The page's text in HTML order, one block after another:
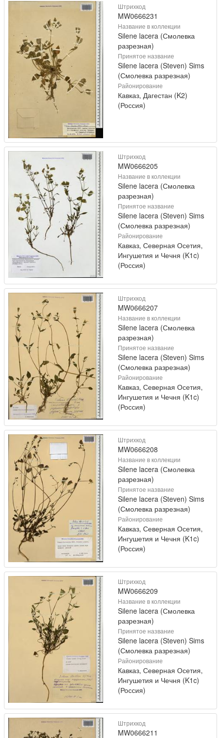
Штрихкод
MW0666231
Название в коллекции
Silene lacera (Смолевка
разрезная)
Принятое название
Silene lacera (Steven) Sims
(Смолевка разрезная)
Районирование
Кавказ, Дагестан (K2)
(Россия)
Штрихкод
MW0666205
Название в коллекции
Silene lacera (Смолевка
разрезная)
Принятое название
Silene lacera (Steven) Sims
(Смолевка разрезная)
Районирование
Кавказ, Северная Осетия,
Ингушетия и Чечня (K1c)
(Россия)
Штрихкод
MW0666207
Название в коллекции
Silene lacera (Смолевка
разрезная)
Принятое название
Silene lacera (Steven) Sims
(Смолевка разрезная)
Районирование
Кавказ, Северная Осетия,
Ингушетия и Чечня (K1c)
(Россия)
Штрихкод
MW0666208
Название в коллекции
Silene lacera (Смолевка
разрезная)
Принятое название
Silene lacera (Steven) Sims
(Смолевка разрезная)
Районирование
Кавказ, Северная Осетия,
Ингушетия и Чечня (K1c)
(Россия)
Штрихкод
MW0666209
Название в коллекции
Silene lacera (Смолевка
разрезная)
Принятое название
Silene lacera (Steven) Sims
(Смолевка разрезная)
Районирование
Кавказ, Северная Осетия,
Ингушетия и Чечня (K1c)
(Россия)
Штрихкод
MW0666211